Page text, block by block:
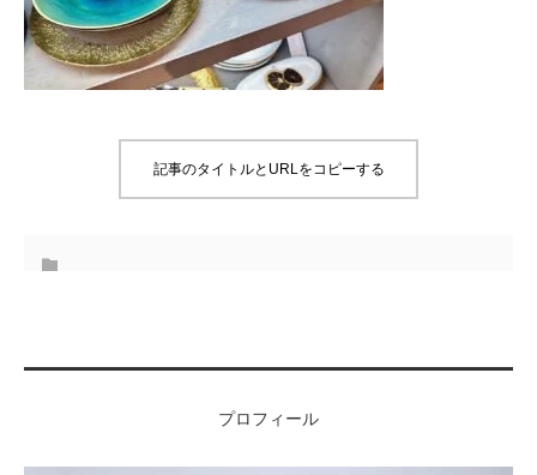
記事のタイトルとURLをコピーする
プロフィール